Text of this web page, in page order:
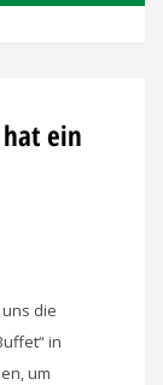
ein
die
in
um